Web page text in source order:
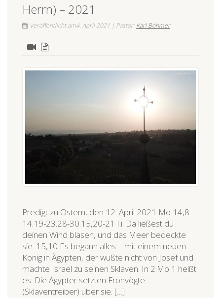
Herrn) – 2021
Veröffentlicht am4. April 2021 | Pastor: Karl Böhmer
Predigt zu Ostern, den 12. April 2021 Mo 14,8-
14.19-23.28-30.15,20-21 I.i. Da ließest du
deinen Wind blasen, und das Meer bedeckte
sie. 15,10 Es begann alles – mit einem neuen
König in Ägypten, der wußte nicht von Josef und
machte Israel zu seinen Sklaven. In 2.Mo 1 heißt
es: Die Ägypter setzten Fronvögte
(Sklaventreiber) über sie. […]